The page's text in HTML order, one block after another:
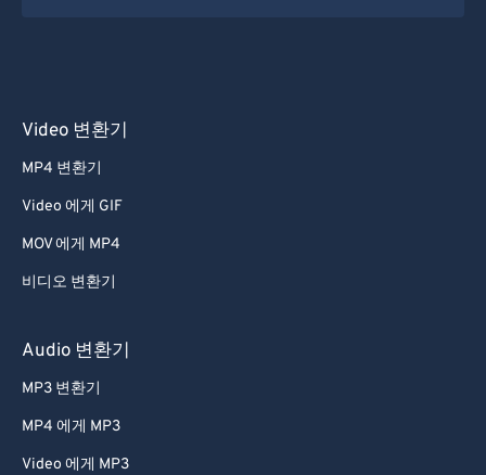
Video 변환기
MP4 변환기
Video 에게 GIF
MOV 에게 MP4
비디오 변환기
Audio 변환기
MP3 변환기
MP4 에게 MP3
Video 에게 MP3